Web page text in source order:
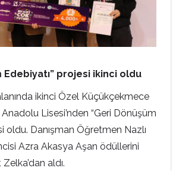
Edebiyatı” projesi ikinci oldu
ikinci Özel Küçükçekmece
Lisesi’nden “Geri Dönüşüm
oldu. Danışman Öğretmen Nazlı
Azra Akasya Aşan ödüllerini
aldı.